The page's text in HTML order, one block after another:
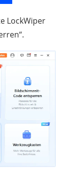
LockWiper